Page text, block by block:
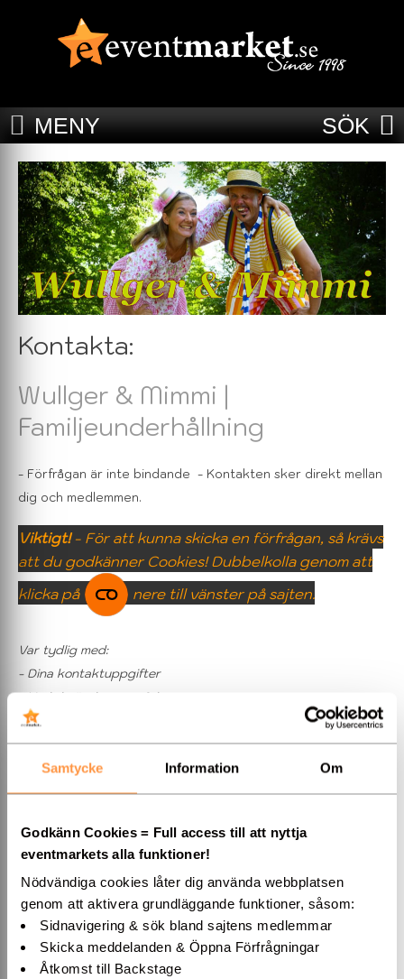
Samtycke Information Om
Godkänn Cookies = Full access till att nyttja
eventmarkets alla funktioner!
Nödvändiga cookies låter dig använda webbplatsen
genom att aktivera grundläggande funktioner, såsom:
Sidnavigering & sök bland sajtens medlemmar
Skicka meddelanden & Öppna Förfrågningar
Åtkomst till Backstage
MENY SÖK
Kontakta:
Wullger & Mimmi |
Familjeunderhållning
- Förfrågan är inte bindande - Kontakten sker direkt mellan
dig och medlemmen.
Viktigt!- För att kunna skicka en förfrågan, så krävs
att du godkänner Cookies! Dubbelkolla genom att
klicka på
nere till vänster på sajten.
Var tydlig med:
- Dina kontaktuppgifter
- Vad du önskar, när & hur
- Budget
- antal gäster...
*För- & efternamn
Företag (alt. privat)